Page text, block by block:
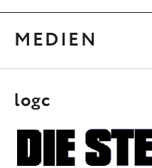
MEDIEN
logc